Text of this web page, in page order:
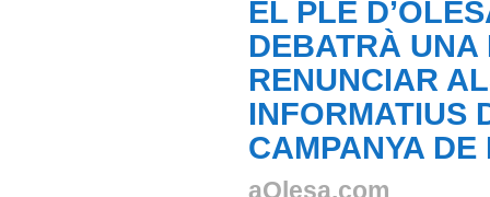
EL PLE
DEBATRÀ UNA
RENUNCIAR
INFORMATIUS
CAMPANYA
aOlesa.com